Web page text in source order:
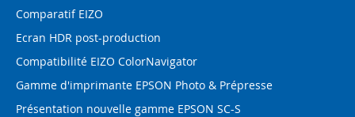
Comparatif EIZO
Ecran HDR post-production
Compatibilité EIZO ColorNavigator
Gamme d'imprimante EPSON Photo & Prépresse
Présentation nouvelle gamme EPSON SC-S